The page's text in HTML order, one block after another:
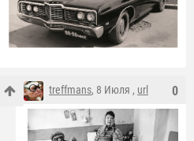
0
treffmans, 8 Июля , url